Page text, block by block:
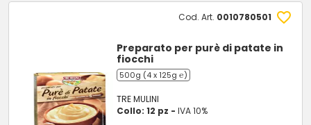
Cod. Art. 0010780501
Preparato per purè di patate in
fiocchi
500g (4 x 125g ℮)
TRE MULINI
Collo: 12 pz -IVA 10%